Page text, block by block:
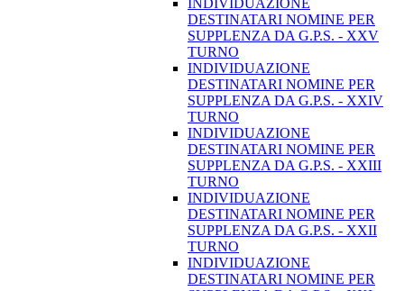
INDIVIDUAZIONE
DESTINATARI NOMINE PER
SUPPLENZA DA G.P.S. - XXV
TURNO
INDIVIDUAZIONE
DESTINATARI NOMINE PER
SUPPLENZA DA G.P.S. - XXIV
TURNO
INDIVIDUAZIONE
DESTINATARI NOMINE PER
SUPPLENZA DA G.P.S. - XXIII
TURNO
INDIVIDUAZIONE
DESTINATARI NOMINE PER
SUPPLENZA DA G.P.S. - XXII
TURNO
INDIVIDUAZIONE
DESTINATARI NOMINE PER